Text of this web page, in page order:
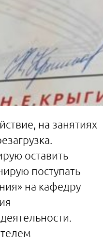
на занятиях
оставить
поступать
на кафедру